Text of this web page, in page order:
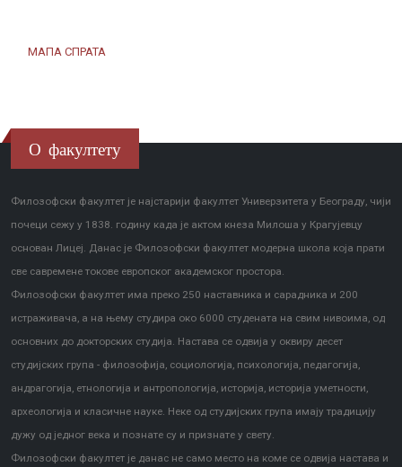
МАПА СПРАТА
О факултету
Филозофски факултет је најстарији факултет Универзитета у Београду, чији
почеци сежу у 1838. годину када је актом кнеза Милоша у Крагујевцу
основан Лицеј. Данас је Филозофски факултет модерна школа која прати
све савремене токове европског академског простора.
Филозофски факултет има преко 250 наставника и сарадника и 200
истраживача, а на њему студира око 6000 студената на свим нивоима, од
основних до докторских студија. Настава се одвија у оквиру десет
студијских група - филозофија, социологија, психологија, педагогија,
андрагогија, етнологија и антропологија, историја, историја уметности,
археологија и класичне науке. Неке од студијских група имају традицију
дужу од једног века и познате су и признате у свету.
Филозофски факултет је данас не само место на коме се одвија настава и